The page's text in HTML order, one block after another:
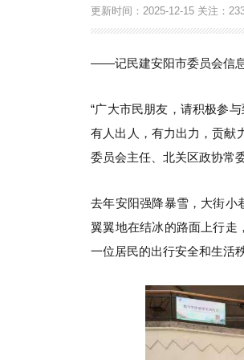
更新时间：2025-12-15 关注：
——记民建安阳市委员会信
“广大市民朋友，请积极参
有人出人，有力出力，贡献
委员会主任、北关区政协常
去年安阳强降暴雪，大街小
翼翼地在结冰的路面上行走
一位居民的出行安全和生活